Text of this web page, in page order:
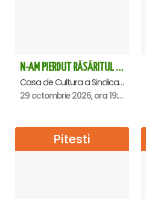
N-AM PIERDUT RĂSĂRITUL – AURELIAN TEMISAN LIVE TOUR - Pitesti
Casa de Cultura a Sindicatelor , Pitesti
29 octombrie 2026, ora 19:00
Pitesti